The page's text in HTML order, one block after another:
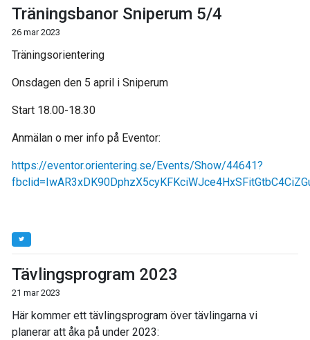
Träningsbanor Sniperum 5/4
26 mar 2023
Träningsorientering
Onsdagen den 5 april i Sniperum
Start 18.00-18.30
Anmälan o mer info på Eventor:
https://eventor.orientering.se/Events/Show/44641?
Tävlingsprogram 2023
21 mar 2023
Här kommer ett tävlingsprogram över tävlingarna vi
planerar att åka på under 2023: